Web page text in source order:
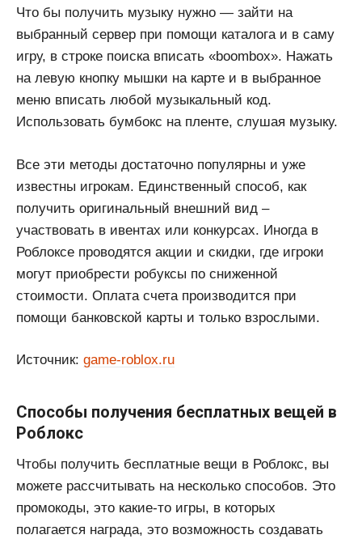
Что бы получить музыку нужно — зайти на
выбранный сервер при помощи каталога и в саму
игру, в строке поиска вписать «boombox». Нажать
на левую кнопку мышки на карте и в выбранное
меню вписать любой музыкальный код.
Использовать бумбокс на пленте, слушая музыку.
Все эти методы достаточно популярны и уже
известны игрокам. Единственный способ, как
получить оригинальный внешний вид –
участвовать в ивентах или конкурсах. Иногда в
Роблоксе проводятся акции и скидки, где игроки
могут приобрести робуксы по сниженной
стоимости. Оплата счета производится при
помощи банковской карты и только взрослыми.
Источник: game-roblox.ru
Способы получения бесплатных вещей в
Роблокс
Чтобы получить бесплатные вещи в Роблокс, вы
можете рассчитывать на несколько способов. Это
промокоды, это какие-то игры, в которых
полагается награда, это возможность создавать